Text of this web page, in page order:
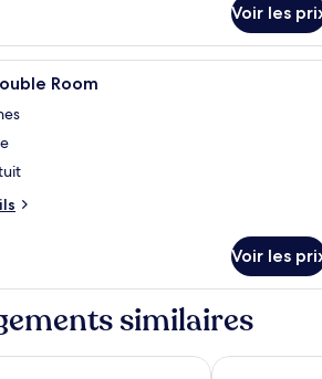
Voir les
Une chambre d’hôtel avec
Room
Voir les
similaires
429